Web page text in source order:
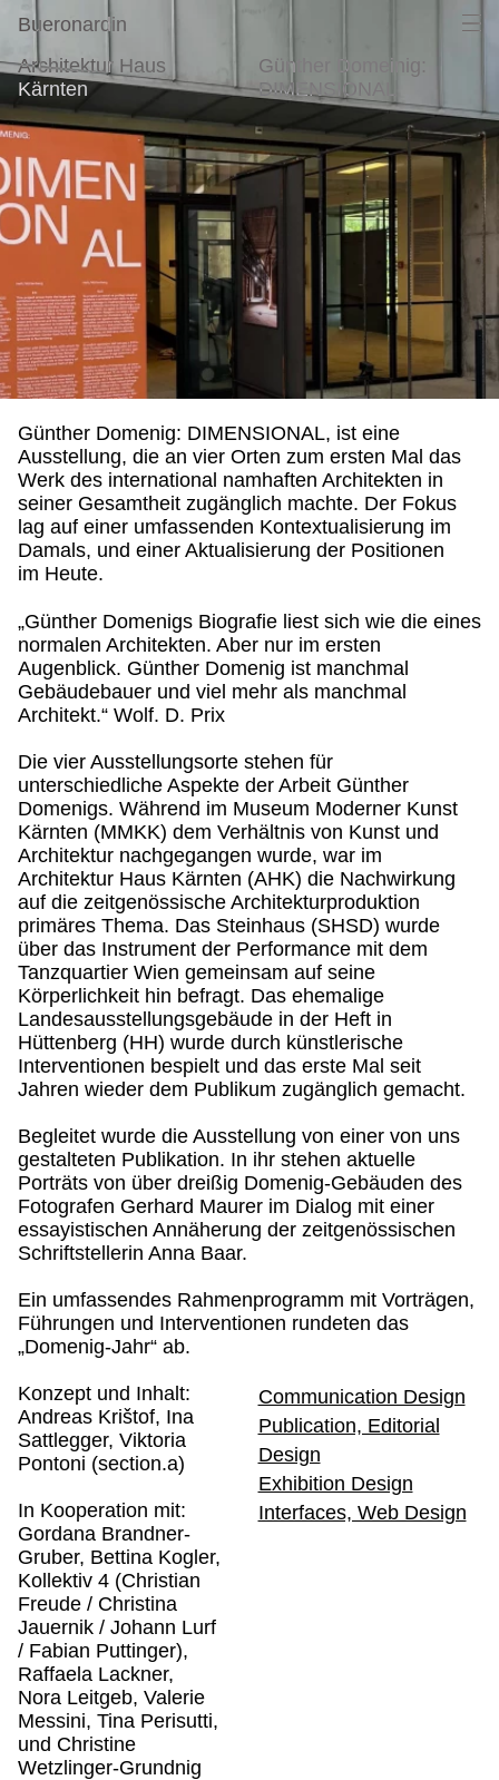
Bueronardin
Architektur Haus
Kärnten
Günther Domeinig:
DIMENSIONAL
Architektur Haus Kärnten, Günther Domeinig:
Günther Domenig: DIMENSIONAL, ist eine
Ausstellung, die an vier Orten zum ersten Mal das
Werk des international namhaften Architekten in
seiner Gesamtheit zugänglich machte. Der Fokus
lag auf einer umfassenden Kontextualisierung im
Damals, und einer Aktualisierung der Positionen
im Heute.
„Günther Domenigs Biografie liest sich wie die eines
normalen Architekten. Aber nur im ersten
Augenblick. Günther Domenig ist manchmal
Gebäudebauer und viel mehr als manchmal
Architekt.“ Wolf. D. Prix
Die vier Ausstellungsorte stehen für
unterschiedliche Aspekte der Arbeit Günther
Domenigs. Während im Museum Moderner Kunst
Kärnten (MMKK) dem Verhältnis von Kunst und
Architektur nachgegangen wurde, war im
Architektur Haus Kärnten (AHK) die Nachwirkung
auf die zeitgenössische Architekturproduktion
primäres Thema. Das Steinhaus (SHSD) wurde
über das Instrument der Performance mit dem
Tanzquartier Wien gemeinsam auf seine
Körperlichkeit hin befragt. Das ehemalige
Landesausstellungsgebäude in der Heft in
Hüttenberg (HH) wurde durch künstlerische
Interventionen bespielt und das erste Mal seit
Jahren wieder dem Publikum zugänglich gemacht.
Begleitet wurde die Ausstellung von einer von uns
gestalteten Publikation. In ihr stehen aktuelle
Porträts von über dreißig Domenig-Gebäuden des
Fotografen Gerhard Maurer im Dialog mit einer
essayistischen Annäherung der zeitgenössischen
Schriftstellerin Anna Baar.
Ein umfassendes Rahmenprogramm mit Vorträgen,
Führungen und Interventionen rundeten das
„Domenig-Jahr“ ab.
Konzept und Inhalt:
Andreas Krištof, Ina
Sattlegger, Viktoria
Pontoni (section.a)
In Kooperation mit:
Gordana Brandner-
Gruber, Bettina Kogler,
Kollektiv 4 (Christian
Freude / Christina
Jauernik / Johann Lurf
/ Fabian Puttinger),
Raffaela Lackner,
Nora Leitgeb, Valerie
Messini, Tina Perisutti,
und Christine
Wetzlinger-Grundnig
Communication Design
Publication, Editorial
Design
Exhibition Design
Interfaces, Web Design